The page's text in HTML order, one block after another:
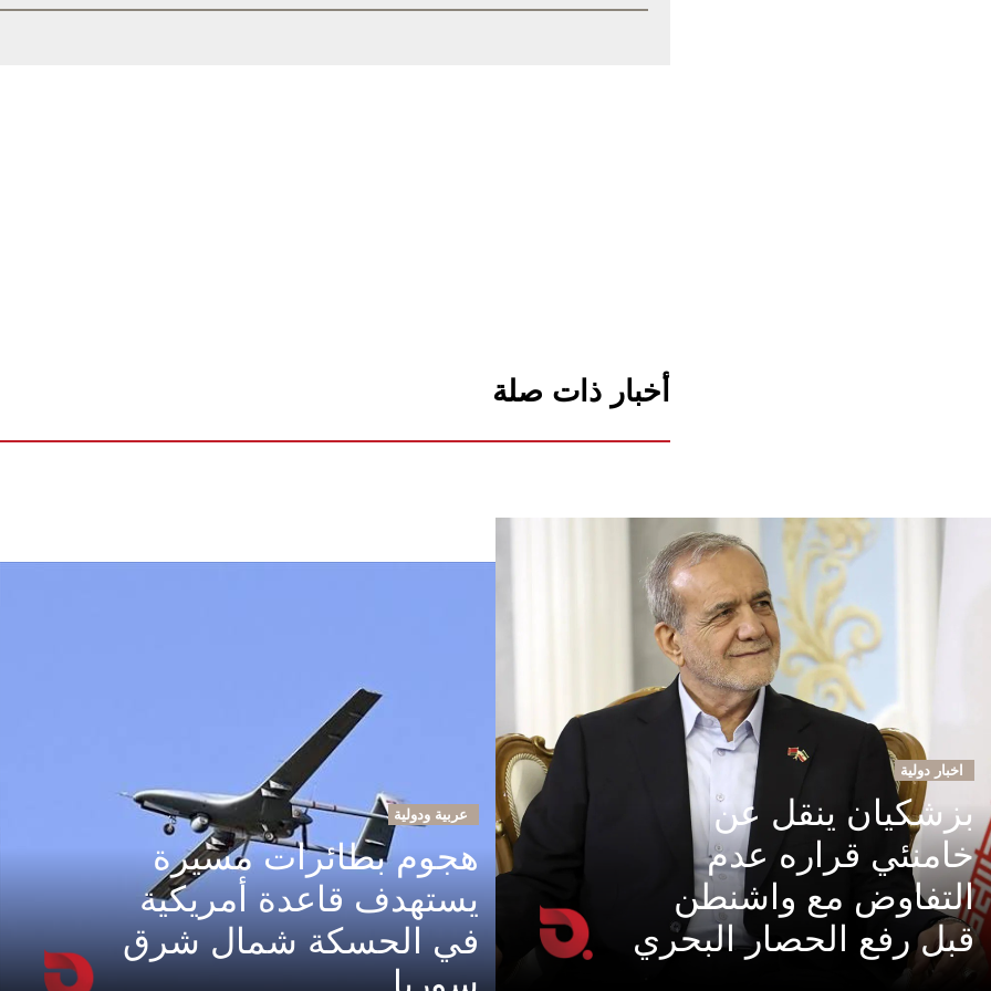
أخبار ذات صلة
اخبار دولية
بزشكيان ينقل عن
خامنئي قراره عدم
التفاوض مع واشنطن
قبل رفع الحصار البحري
عربية ودولية
هجوم بطائرات مسيرة
يستهدف قاعدة أمريكية
في الحسكة شمال شرق